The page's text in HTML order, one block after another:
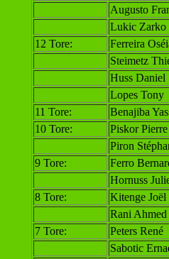
Augusto
Lukic Zarko
12 Tore:
Ferreira
Steimetz
Huss Daniel
Lopes Tony
11 Tore:
Benajiba
10 Tore:
Piskor Pierre
Piron
9 Tore:
Ferro
Hornuss
8 Tore:
Kitenge Joël
Rani Ahmed
7 Tore:
Peters René
Sabotic